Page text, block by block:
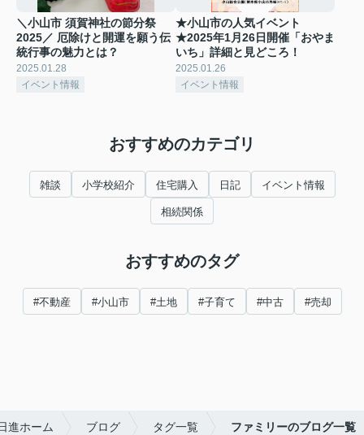
＼小山市 須賀神社の節分祭
2025／ 厄除けと開運を願う伝
統行事の魅力とは？
2025.01.28
イベント情報
★小山市の人気イベント
★2025年1月26日開催「おやま
いち」詳細と見どころ！
2025.01.26
イベント情報
おすすめのカテゴリ
雑談 小学校紹介 住宅購入 日記 イベント情報
相続関係
おすすめのタグ
#不動産 #小山市 #土地 #子育て #中古 #売却
進ホーム ブログ タグ一覧 ファミリーのブログ一覧